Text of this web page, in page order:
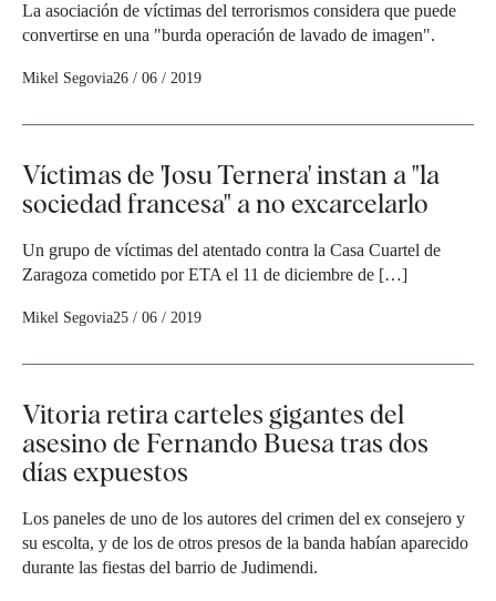
La asociación de víctimas del terrorismos considera que puede
convertirse en una "burda operación de lavado de imagen".
Mikel Segovia26 / 06 / 2019
Víctimas de 'Josu Ternera' instan a "la
sociedad francesa" a no excarcelarlo
Un grupo de víctimas del atentado contra la Casa Cuartel de
Zaragoza cometido por ETA el 11 de diciembre de […]
Mikel Segovia25 / 06 / 2019
Vitoria retira carteles gigantes del
asesino de Fernando Buesa tras dos
días expuestos
Los paneles de uno de los autores del crimen del ex consejero y
su escolta, y de los de otros presos de la banda habían aparecido
durante las fiestas del barrio de Judimendi.